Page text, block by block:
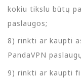
kokiu tikslu būtų
paslaugos;
8) rinkti ar kaupti
PandaVPN
9) rinkti ar kaupti